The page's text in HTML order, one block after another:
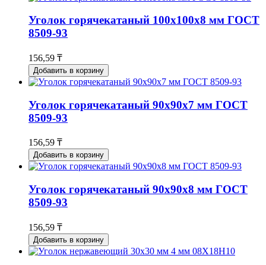
Уголок горячекатаный 100x100x8 мм ГОСТ
8509-93
156,59 ₸
Добавить в корзину
Уголок горячекатаный 90x90x7 мм ГОСТ
8509-93
156,59 ₸
Добавить в корзину
Уголок горячекатаный 90x90x8 мм ГОСТ
8509-93
156,59 ₸
Добавить в корзину